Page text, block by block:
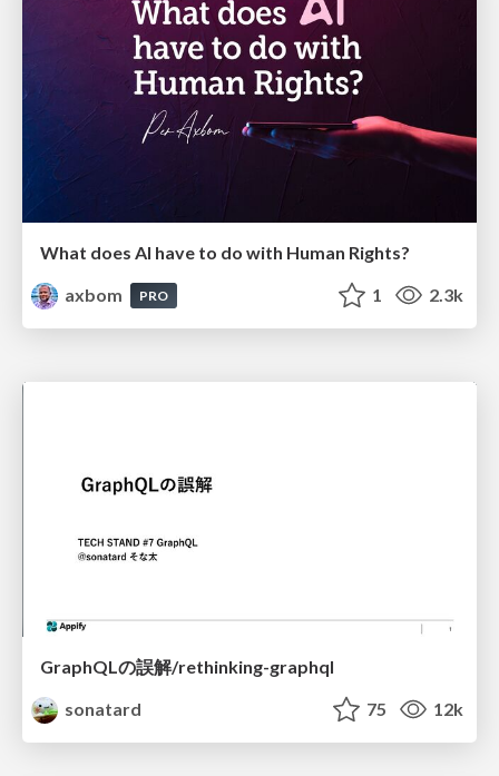
What does AI have to do with Human Rights?
axbom
PRO 1 2.3k
GraphQLの誤解/rethinking-graphql
sonatard
75 12k